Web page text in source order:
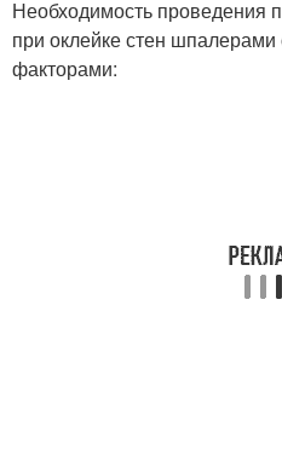
Необходимость проведения
при оклейке стен
факторами: